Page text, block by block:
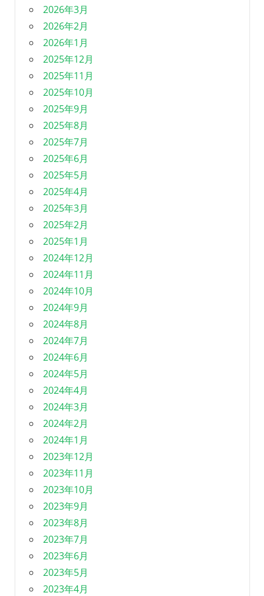
2026年3月
2026年2月
2026年1月
2025年12月
2025年11月
2025年10月
2025年9月
2025年8月
2025年7月
2025年6月
2025年5月
2025年4月
2025年3月
2025年2月
2025年1月
2024年12月
2024年11月
2024年10月
2024年9月
2024年8月
2024年7月
2024年6月
2024年5月
2024年4月
2024年3月
2024年2月
2024年1月
2023年12月
2023年11月
2023年10月
2023年9月
2023年8月
2023年7月
2023年6月
2023年5月
2023年4月